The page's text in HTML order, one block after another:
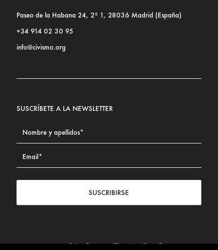
Paseo de la Habana 24, 2º 1, 28036 Madrid (España)
+34 914 02 30 95
info@civismo.org
SUSCRÍBETE A LA NEWSLETTER
SUSCRIBIRSE